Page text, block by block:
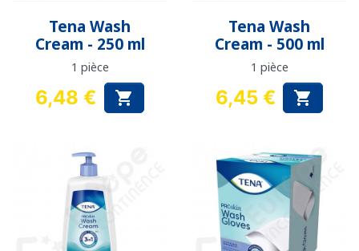
Tena Wash
Cream - 250 ml
1 pièce
Prix
6,48 € 
Tena Wash
Cream - 500 ml
1 pièce
Prix
6,45 € 